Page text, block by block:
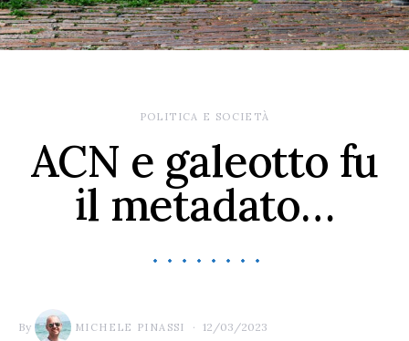
POLITICA E SOCIETÀ
ACN e galeotto fu
il metadato…
By MICHELE PINASSI 12/03/2023